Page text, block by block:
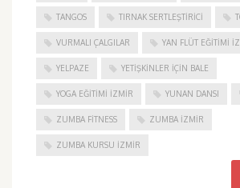
TANGOS TIRNAK SERTLEŞTIRICI
VURMALI ÇALGILAR YAN FLÜT EĞITIMI
YELPAZE YETIŞKINLER IÇIN BALE
YOGA EĞITIMI İZMIR YUNAN DANSI
ZUMBA FITNESS ZUMBA İZMIR
ZUMBA KURSU İZMIR